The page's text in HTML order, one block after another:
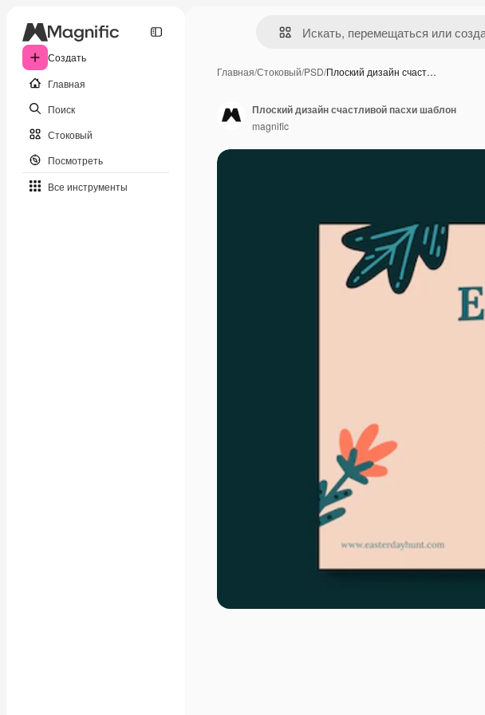
Создать
Главная
Поиск
Стоковый
Посмотреть
Все инструменты
Главная/Стоковый/PSD/Плоский дизайн счаст…
Плоский дизайн счастливой пасхи шаблон
magnific